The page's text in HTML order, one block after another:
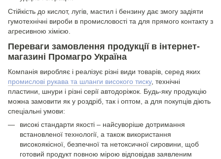
Стійкість до кислот, лугів, мастил і бензину дає змогу задіяти
гумотехнічні вироби в промисловості та для прямого контакту з
агресивною хімією.
Переваги замовлення продукції в інтернет-
магазині Промагро Україна
Компанія виробляє і реалізує різні види товарів, серед яких
промислові рукава та шланги високого тиску, технічні
пластини, шнури і різні серії автодоріжок. Будь-яку продукцію
можна замовити як у роздріб, так і оптом, а для покупців діють
спеціальні умови:
високі стандарти якості – найсуворіше дотримання
встановленої технології, а також використання
високоякісної, безпечної та нетоксичної сировини, щоб
готовий продукт повною мірою відповідав заявленим